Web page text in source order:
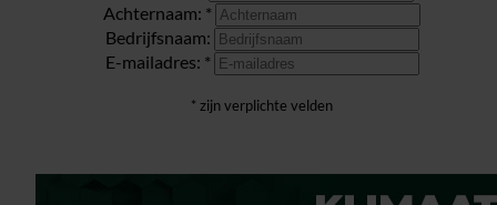
Achternaam: *
Bedrijfsnaam:
E-mailadres: *
* zijn verplichte velden